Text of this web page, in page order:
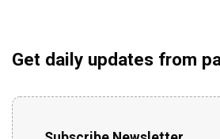
Get daily updates from